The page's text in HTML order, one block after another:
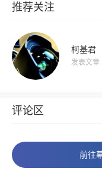
推荐关注
柯基君
发表文章
评论区
前往